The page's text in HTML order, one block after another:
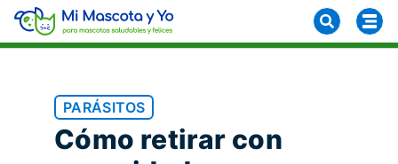
PARÁSITOS
Cómo retirar con